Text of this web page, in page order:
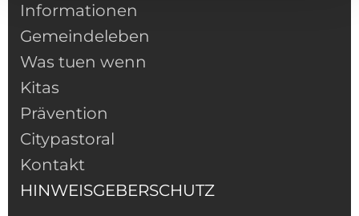
Informationen
Gemeindeleben
Was tuen wenn
Kitas
Prävention
Citypastoral
Kontakt
HINWEISGEBERSCHUTZ